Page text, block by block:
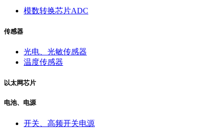
模数转换芯片ADC
传感器
光电、光敏传感器
温度传感器
以太网芯片
电池、电源
开关、高频开关电源